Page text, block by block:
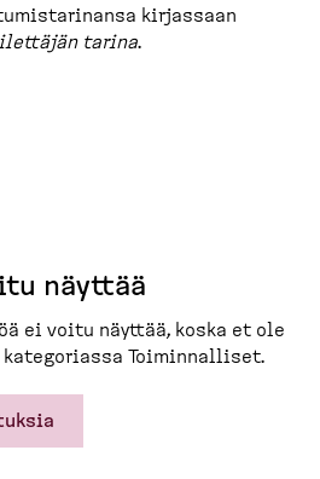
kirjassaan
tarina.
näyttää
ei voitu näyttää, koska et ole
katego­riassa Toimin­nalliset.